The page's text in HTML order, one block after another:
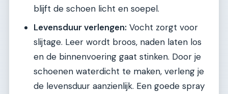
blijft de schoen licht en soepel.
Levensduur verlengen: Vocht zorgt voor
slijtage. Leer wordt broos, naden laten los
en de binnenvoering gaat stinken. Door je
schoenen waterdicht te maken, verleng je
de levensduur aanzienlijk. Een goede spray